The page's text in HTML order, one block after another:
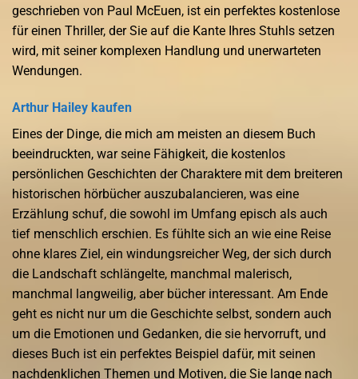
geschrieben von Paul McEuen, ist ein perfektes kostenlose
für einen Thriller, der Sie auf die Kante Ihres Stuhls setzen
wird, mit seiner komplexen Handlung und unerwarteten
Wendungen.
Arthur Hailey kaufen
Eines der Dinge, die mich am meisten an diesem Buch
beeindruckten, war seine Fähigkeit, die kostenlos
persönlichen Geschichten der Charaktere mit dem breiteren
historischen hörbücher auszubalancieren, was eine
Erzählung schuf, die sowohl im Umfang episch als auch
tief menschlich erschien. Es fühlte sich an wie eine Reise
ohne klares Ziel, ein windungsreicher Weg, der sich durch
die Landschaft schlängelte, manchmal malerisch,
manchmal langweilig, aber bücher interessant. Am Ende
geht es nicht nur um die Geschichte selbst, sondern auch
um die Emotionen und Gedanken, die sie hervorruft, und
dieses Buch ist ein perfektes Beispiel dafür, mit seinen
nachdenklichen Themen und Motiven, die Sie lange nach